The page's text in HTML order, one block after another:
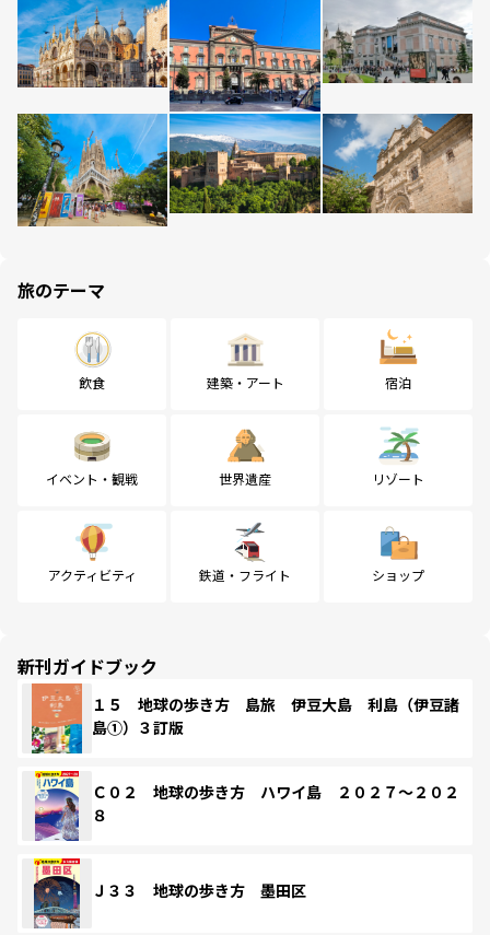
旅のテーマ
飲食 建築・アート 宿泊
イベント・観戦 世界遺産 リゾート
アクティビティ 鉄道・フライト ショップ
新刊ガイドブック
１５ 地球の歩き方 島旅 伊豆大島 利島（伊豆諸
島①）３訂版
Ｃ０２ 地球の歩き方 ハワイ島 ２０２７～２０２
８
Ｊ３３ 地球の歩き方 墨田区